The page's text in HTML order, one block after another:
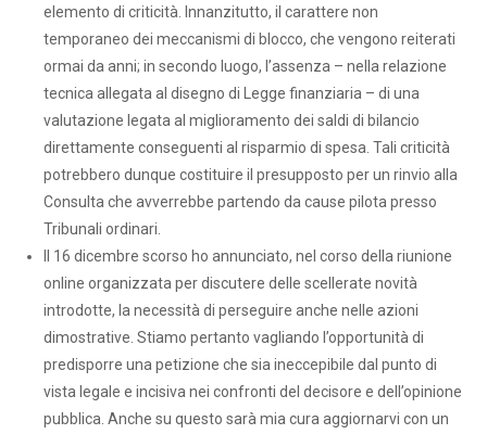
elemento di criticità. Innanzitutto, il carattere non
temporaneo dei meccanismi di blocco, che vengono reiterati
ormai da anni; in secondo luogo, l’assenza – nella relazione
tecnica allegata al disegno di Legge finanziaria – di una
valutazione legata al miglioramento dei saldi di bilancio
direttamente conseguenti al risparmio di spesa. Tali criticità
potrebbero dunque costituire il presupposto per un rinvio alla
Consulta che avverrebbe partendo da cause pilota presso
Tribunali ordinari.
Il 16 dicembre scorso ho annunciato, nel corso della riunione
online organizzata per discutere delle scellerate novità
introdotte, la necessità di perseguire anche nelle azioni
dimostrative. Stiamo pertanto vagliando l’opportunità di
predisporre una petizione che sia ineccepibile dal punto di
vista legale e incisiva nei confronti del decisore e dell’opinione
pubblica. Anche su questo sarà mia cura aggiornarvi con un